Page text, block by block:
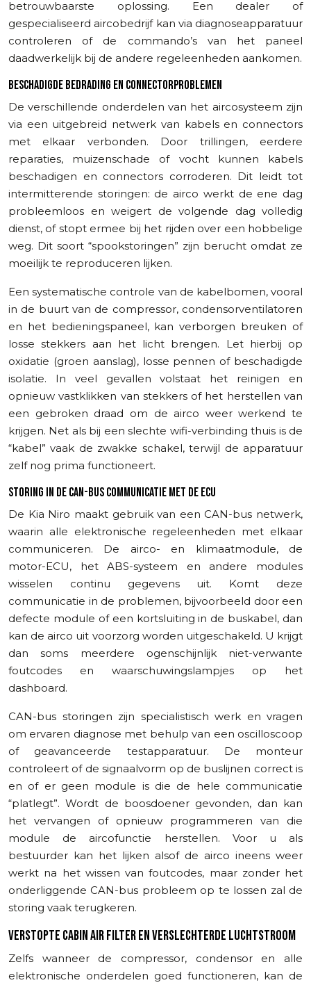
betrouwbaarste oplossing. Een dealer of
gespecialiseerd aircobedrijf kan via diagnoseapparatuur
controleren of de commando’s van het paneel
daadwerkelijk bij de andere regeleenheden aankomen.
BESCHADIGDE BEDRADING EN CONNECTORPROBLEMEN
De verschillende onderdelen van het aircosysteem zijn
via een uitgebreid netwerk van kabels en connectors
met elkaar verbonden. Door trillingen, eerdere
reparaties, muizenschade of vocht kunnen kabels
beschadigen en connectors corroderen. Dit leidt tot
intermitterende storingen: de airco werkt de ene dag
probleemloos en weigert de volgende dag volledig
dienst, of stopt ermee bij het rijden over een hobbelige
weg. Dit soort “spookstoringen” zijn berucht omdat ze
moeilijk te reproduceren lijken.
Een systematische controle van de kabelbomen, vooral
in de buurt van de compressor, condensorventilatoren
en het bedieningspaneel, kan verborgen breuken of
losse stekkers aan het licht brengen. Let hierbij op
oxidatie (groen aanslag), losse pennen of beschadigde
isolatie. In veel gevallen volstaat het reinigen en
opnieuw vastklikken van stekkers of het herstellen van
een gebroken draad om de airco weer werkend te
krijgen. Net als bij een slechte wifi-verbinding thuis is de
“kabel” vaak de zwakke schakel, terwijl de apparatuur
zelf nog prima functioneert.
STORING IN DE CAN-BUS COMMUNICATIE MET DE ECU
De Kia Niro maakt gebruik van een CAN-bus netwerk,
waarin alle elektronische regeleenheden met elkaar
communiceren. De airco- en klimaatmodule, de
motor-ECU, het ABS-systeem en andere modules
wisselen continu gegevens uit. Komt deze
communicatie in de problemen, bijvoorbeeld door een
defecte module of een kortsluiting in de buskabel, dan
kan de airco uit voorzorg worden uitgeschakeld. U krijgt
dan soms meerdere ogenschijnlijk niet-verwante
foutcodes en waarschuwingslampjes op het
dashboard.
CAN-bus storingen zijn specialistisch werk en vragen
om ervaren diagnose met behulp van een oscilloscoop
of geavanceerde testapparatuur. De monteur
controleert of de signaalvorm op de buslijnen correct is
en of er geen module is die de hele communicatie
“platlegt”. Wordt de boosdoener gevonden, dan kan
het vervangen of opnieuw programmeren van die
module de aircofunctie herstellen. Voor u als
bestuurder kan het lijken alsof de airco ineens weer
werkt na het wissen van foutcodes, maar zonder het
onderliggende CAN-bus probleem op te lossen zal de
storing vaak terugkeren.
VERSTOPTE CABIN AIR FILTER EN VERSLECHTERDE LUCHTSTROOM
Zelfs wanneer de compressor, condensor en alle
elektronische onderdelen goed functioneren, kan de